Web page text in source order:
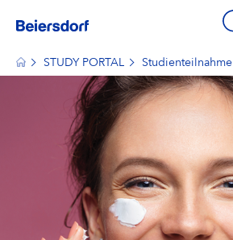
STUDY PORTAL Studienteilnahme